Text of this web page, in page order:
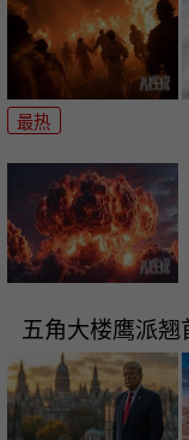
最热
五角大楼鹰派